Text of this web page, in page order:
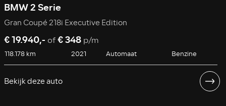
BMW 2 Serie
Gran Coupé 218i Executive Edition
€ 19.940,- of€ 348 p/m
118.178 km 2021 Automaat Benzine
Bekijk deze auto